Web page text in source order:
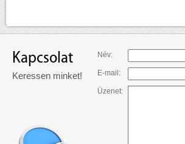
Kapcsolat
Keressen minket!
Név:
E-mail:
Üzenet: